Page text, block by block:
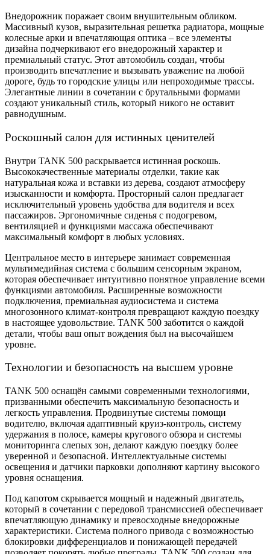
Внедорожник поражает своим внушительным обликом.
Массивный кузов, выразительная решетка радиатора, мощные
колесные арки и впечатляющая оптика – все элементы
дизайна подчеркивают его внедорожный характер и
премиальный статус. Этот автомобиль создан, чтобы
производить впечатление и вызывать уважение на любой
дороге, будь то городские улицы или непроходимые трассы.
Элегантные линии в сочетании с брутальными формами
создают уникальный стиль, который никого не оставит
равнодушным.
Роскошный салон для истинных ценителей
Внутри TANK 500 раскрывается истинная роскошь.
Высококачественные материалы отделки, такие как
натуральная кожа и вставки из дерева, создают атмосферу
изысканности и комфорта. Просторный салон предлагает
исключительный уровень удобства для водителя и всех
пассажиров. Эргономичные сиденья с подогревом,
вентиляцией и функциями массажа обеспечивают
максимальный комфорт в любых условиях.
Центральное место в интерьере занимает современная
мультимедийная система с большим сенсорным экраном,
которая обеспечивает интуитивно понятное управление всеми
функциями автомобиля. Расширенные возможности
подключения, премиальная аудиосистема и система
многозонного климат-контроля превращают каждую поездку
в настоящее удовольствие. TANK 500 заботится о каждой
детали, чтобы ваш опыт вождения был на высочайшем
уровне.
Технологии и безопасность на высшем уровне
TANK 500 оснащён самыми современными технологиями,
призванными обеспечить максимальную безопасность и
легкость управления. Продвинутые системы помощи
водителю, включая адаптивный круиз-контроль, систему
удержания в полосе, камеры кругового обзора и системы
мониторинга слепых зон, делают каждую поездку более
уверенной и безопасной. Интеллектуальные системы
освещения и датчики парковки дополняют картину высокого
уровня оснащения.
Под капотом скрывается мощный и надежный двигатель,
который в сочетании с передовой трансмиссией обеспечивает
впечатляющую динамику и превосходные внедорожные
характеристики. Система полного привода с возможностью
блокировки дифференциалов и понижающей передачей